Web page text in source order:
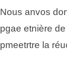
Nuos anvos
page etnière
pmrttreee la